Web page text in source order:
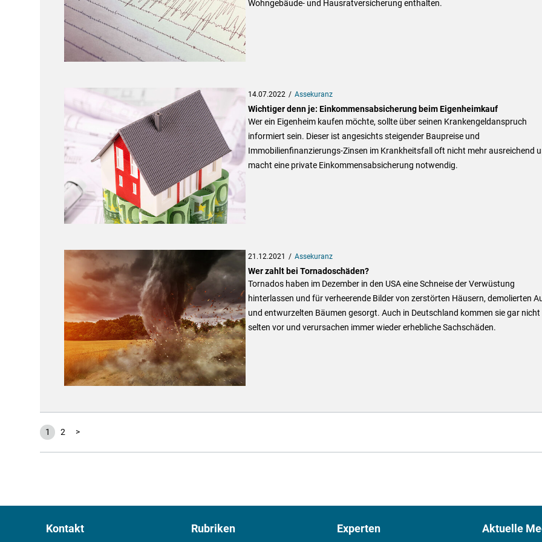
Wohngebäude- und Hausratversicherung enthalten.
14.07.2022 Assekuranz
Wichtiger denn je: Einkommensabsicherung beim Eigenheimkauf
Wer ein Eigenheim kaufen möchte, sollte über seinen Krankengeldanspruch
informiert sein. Dieser ist angesichts steigender Baupreise und
Immobilienfinanzierungs-Zinsen im Krankheitsfall oft nicht mehr ausreichend
macht eine private Einkommensabsicherung notwendig.
21.12.2021 Assekuranz
Wer zahlt bei Tornadoschäden?
Tornados haben im Dezember in den USA eine Schneise der Verwüstung
hinterlassen und für verheerende Bilder von zerstörten Häusern, demolierten
und entwurzelten Bäumen gesorgt. Auch in Deutschland kommen sie gar nicht
selten vor und verursachen immer wieder erhebliche Sachschäden.
1 2 >
Kontakt Rubriken Experten Aktuelle